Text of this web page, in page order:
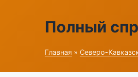
Полный
Главная » Северо-